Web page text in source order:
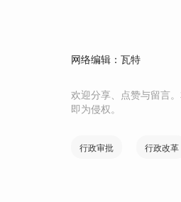
网络编辑：瓦特
欢迎分享、点赞与留言
即为侵权。
行政审批 行政改革